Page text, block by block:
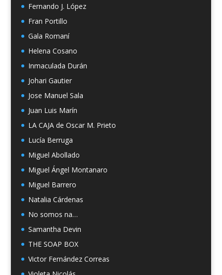
Fernando J. López
Fran Portillo
Gala Romaní
Helena Cosano
Inmaculada Durán
Johari Gautier
Jose Manuel Sala
Juan Luis Marín
LA CAJA de Oscar M. Prieto
Lucía Berruga
Miguel Abollado
Miguel Ángel Montanaro
Miguel Barrero
Natalia Cárdenas
No somos na…
Samantha Devin
THE SOAP BOX
Victor Fernández Correas